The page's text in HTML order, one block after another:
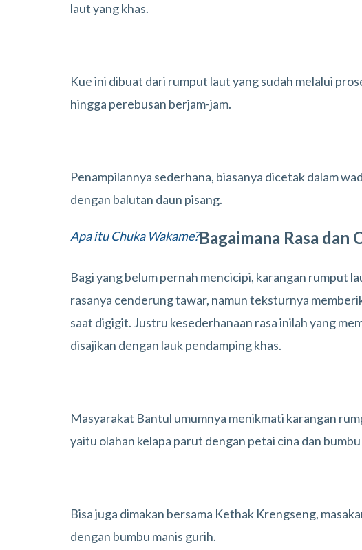
laut yang khas.
Kue ini dibuat dari rumput laut yang sudah melalui
hingga perebusan berjam-jam.
Penampilannya sederhana, biasanya dicetak dalam
dengan balutan daun pisang.
Apa itu Chuka Wakame?Bagaimana Rasa dan
Bagi yang belum pernah mencicipi, karangan rumput
rasanya cenderung tawar, namun teksturnya
saat digigit. Justru kesederhanaan rasa inilah yang
disajikan dengan lauk pendamping khas.
Masyarakat Bantul umumnya menikmati karangan
yaitu olahan kelapa parut dengan petai cina dan
Bisa juga dimakan bersama Kethak Krengseng,
dengan bumbu manis gurih.